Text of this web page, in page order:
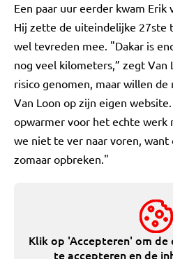
Een paar uur eerder kwam Erik
Hij zette de uiteindelijke 27ste
wel tevreden mee. "Dakar is
nog veel kilometers,” zegt Van
risico genomen, maar willen
Van Loon op zijn eigen
opwarmer voor het echte werk
we niet te ver naar voren, want
zomaar opbreken."
Klik op 'Accepteren' om de
te accepteren en de